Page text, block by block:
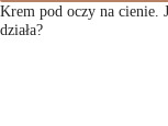
Krem pod oczy na cienie.
działa?